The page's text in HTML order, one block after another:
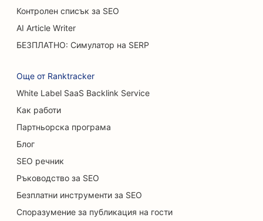
SEO за хирурзи по изгаряния
SEO за кафенета
SEO за магазини за торти
SEO оптимизация за ресторанти с
нестандартно меню
SEO за магазини за килими и подови настилки
SEO за автокъщи
SEO за услуги за почистване
Контролен списък за SEO
AI Article Writer
БЕЗПЛАТНО: Симулатор на SERP
Още от Ranktracker
White Label SaaS Backlink Service
Как работи
Партньорска програма
Блог
SEO речник
Ръководство за SEO
Безплатни инструменти за SEO
Споразумение за публикация на гости